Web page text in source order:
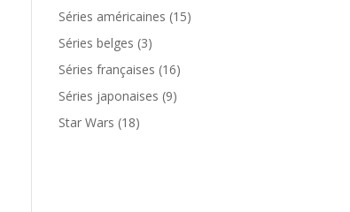
produits
Séries américaines 1515
Séries belges 33
produits
Séries françaises 1616
Séries japonaises 99
Star Wars 1818